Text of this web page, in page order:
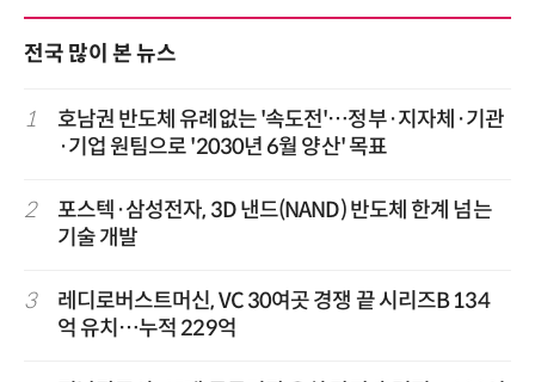
전국 많이 본 뉴스
1
호남권 반도체 유례없는 '속도전'…정부·지자체·기관
·기업 원팀으로 '2030년 6월 양산' 목표
2
포스텍·삼성전자, 3D 낸드(NAND) 반도체 한계 넘는
기술 개발
3
레디로버스트머신, VC 30여곳 경쟁 끝 시리즈B 134
억 유치…누적 229억